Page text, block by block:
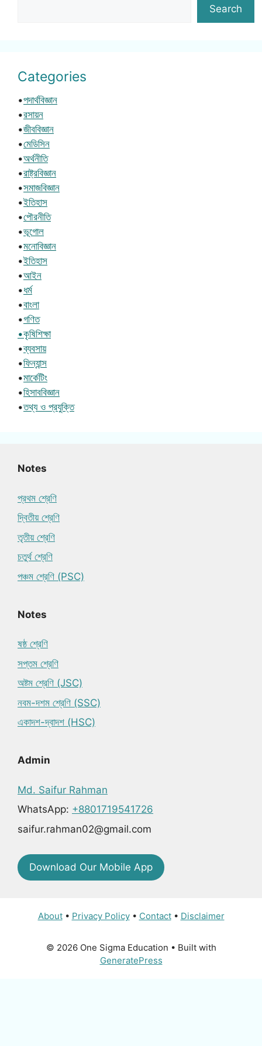
Search
Categories
•পদার্থবিজ্ঞান
•রসায়ন
•জীববিজ্ঞান
•মেডিসিন
•অর্থনীতি
•রাষ্ট্রবিজ্ঞান
•সমাজবিজ্ঞান
•ইতিহাস
•পৌরনীতি
•ভূগোল
•মনোবিজ্ঞান
•ইতিহাস
•আইন
•ধর্ম
•বাংলা
•গণিত
•কৃষিশিক্ষা
•ব্যবসায়
•ফিন্যান্স
•মার্কেটিং
•হিসাববিজ্ঞান
•তথ্য ও প্রযুক্তি
Notes
প্রথম শ্রেণি
দ্বিতীয় শ্রেণি
তৃতীয় শ্রেণি
চতুর্থ শ্রেণি
পঞ্চম শ্রেণি (PSC)
Notes
ষষ্ঠ শ্রেণি
সপ্তম শ্রেণি
অষ্টম শ্রেণি (JSC)
নবম-দশম শ্রেণি (SSC)
একাদশ-দ্বাদশ (HSC)
Admin
Md. Saifur Rahman
WhatsApp: +8801719541726
saifur.rahman02@gmail.com
Download Our Mobile App
About• Privacy Policy• Contact• Disclaimer
© 2026 One Sigma Education • Built with
GeneratePress